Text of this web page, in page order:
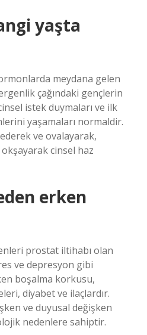
yaşta
meydana gelen
çağındaki gençlerin
istek duymaları ve ilk
yaşamaları normaldir.
ve ovalayarak,
cinsel haz
erken
prostat iltihabı olan
ve depresyon gibi
boşalma korkusu,
diyabet ve ilaçlardır.
ve duyusal değişken
nedenlere sahiptir.